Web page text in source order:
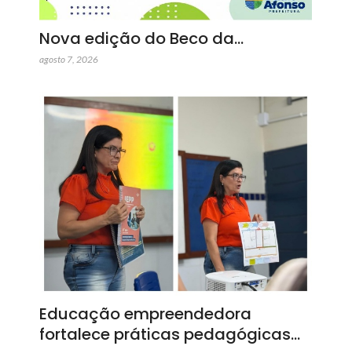
Nova edição do Beco da…
agosto 7, 2026
Educação empreendedora
fortalece práticas pedagógicas…